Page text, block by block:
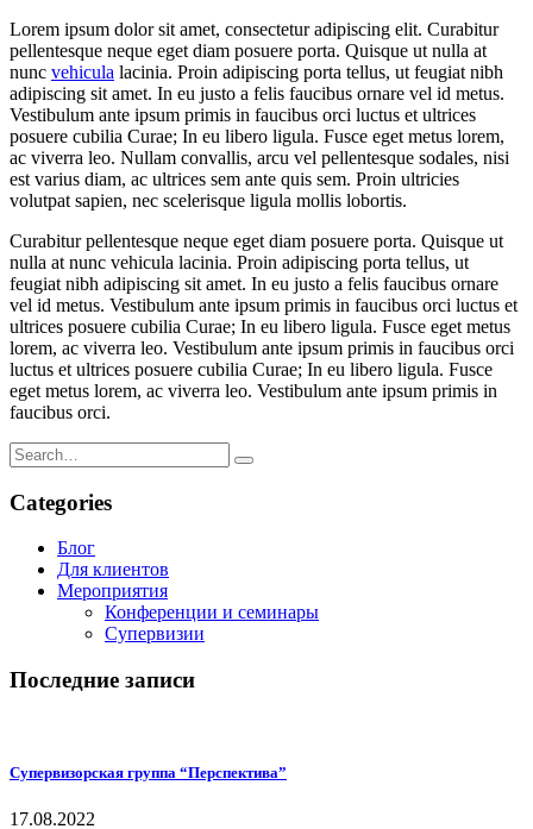
Lorem ipsum dolor sit amet, consectetur adipiscing elit. Curabitur
pellentesque neque eget diam posuere porta. Quisque ut nulla at
nunc vehicula lacinia. Proin adipiscing porta tellus, ut feugiat nibh
adipiscing sit amet. In eu justo a felis faucibus ornare vel id metus.
Vestibulum ante ipsum primis in faucibus orci luctus et ultrices
posuere cubilia Curae; In eu libero ligula. Fusce eget metus lorem,
ac viverra leo. Nullam convallis, arcu vel pellentesque sodales, nisi
est varius diam, ac ultrices sem ante quis sem. Proin ultricies
volutpat sapien, nec scelerisque ligula mollis lobortis.
Curabitur pellentesque neque eget diam posuere porta. Quisque ut
nulla at nunc vehicula lacinia. Proin adipiscing porta tellus, ut
feugiat nibh adipiscing sit amet. In eu justo a felis faucibus ornare
vel id metus. Vestibulum ante ipsum primis in faucibus orci luctus et
ultrices posuere cubilia Curae; In eu libero ligula. Fusce eget metus
lorem, ac viverra leo. Vestibulum ante ipsum primis in faucibus orci
luctus et ultrices posuere cubilia Curae; In eu libero ligula. Fusce
eget metus lorem, ac viverra leo. Vestibulum ante ipsum primis in
faucibus orci.
Categories
Блог
Для клиентов
Мероприятия
Конференции и семинары
Супервизии
Последние записи
Супервизорская группа “Перспектива”
17.08.2022